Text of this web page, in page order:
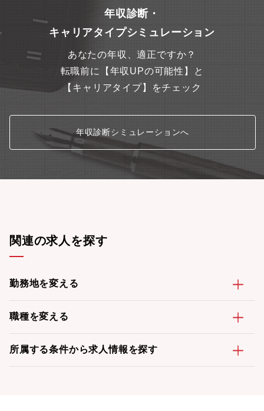
年収診断・
キャリアタイプシミュレーション
あなたの年収、適正ですか？
転職前に【年収UPの可能性】と
【キャリアタイプ】をチェック
年収診断シミュレーションへ
関連の求人を探す
勤務地を変える
職種を変える
所属する条件から求人情報を探す